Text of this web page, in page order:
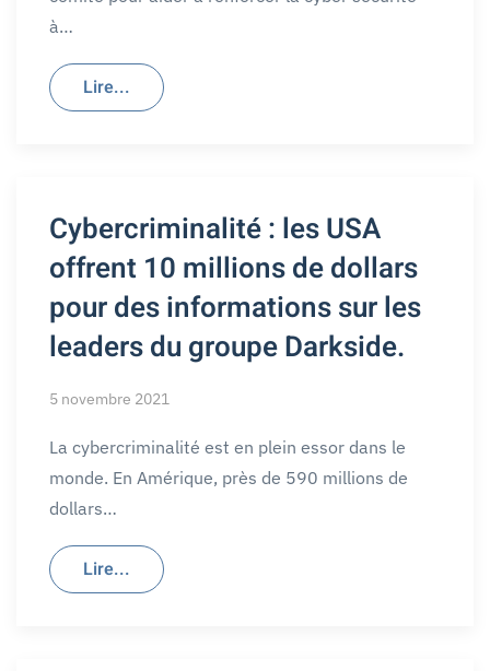
à…
Lire...
Cybercriminalité : les USA
offrent 10 millions de dollars
pour des informations sur les
leaders du groupe Darkside.
5 novembre 2021
La cybercriminalité est en plein essor dans le
monde. En Amérique, près de 590 millions de
dollars…
Lire...